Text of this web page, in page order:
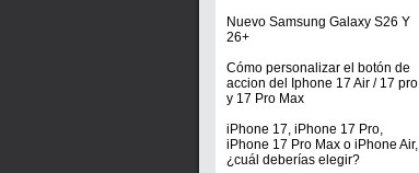
Nuevo Samsung Galaxy S26 Y
26+
Cómo personalizar el botón de
accion del Iphone 17 Air / 17 pro
y 17 Pro Max
iPhone 17, iPhone 17 Pro,
iPhone 17 Pro Max o iPhone Air,
¿cuál deberías elegir?